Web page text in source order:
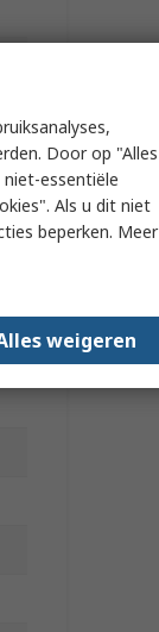
Door op "Alles
essentiële
Als u dit niet
beperken. Meer
weigeren